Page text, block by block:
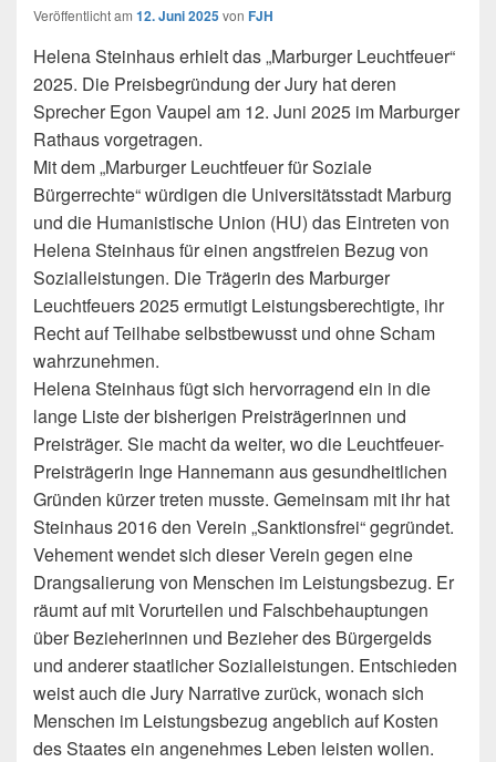
Veröffentlicht am 12. Juni 2025von FJH
Helena Steinhaus erhielt das „Marburger Leuchtfeuer“
2025. Die Preisbegründung der Jury hat deren
Sprecher Egon Vaupel am 12. Juni 2025 im Marburger
Rathaus vorgetragen.
Mit dem „Marburger Leuchtfeuer für Soziale
Bürgerrechte“ würdigen die Universitätsstadt Marburg
und die Humanistische Union (HU) das Eintreten von
Helena Steinhaus für einen angstfreien Bezug von
Sozialleistungen. Die Trägerin des Marburger
Leuchtfeuers 2025 ermutigt Leistungsberechtigte, ihr
Recht auf Teilhabe selbstbewusst und ohne Scham
wahrzunehmen.
Helena Steinhaus fügt sich hervorragend ein in die
lange Liste der bisherigen Preisträgerinnen und
Preisträger. Sie macht da weiter, wo die Leuchtfeuer-
Preisträgerin Inge Hannemann aus gesundheitlichen
Gründen kürzer treten musste. Gemeinsam mit ihr hat
Steinhaus 2016 den Verein „Sanktionsfrei“ gegründet.
Vehement wendet sich dieser Verein gegen eine
Drangsalierung von Menschen im Leistungsbezug. Er
räumt auf mit Vorurteilen und Falschbehauptungen
über Bezieherinnen und Bezieher des Bürgergelds
und anderer staatlicher Sozialleistungen. Entschieden
weist auch die Jury Narrative zurück, wonach sich
Menschen im Leistungsbezug angeblich auf Kosten
des Staates ein angenehmes Leben leisten wollen.